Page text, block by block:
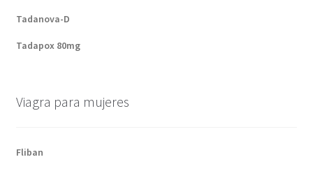
Tadanova-D
Tadapox 80mg
Viagra para mujeres
Fliban